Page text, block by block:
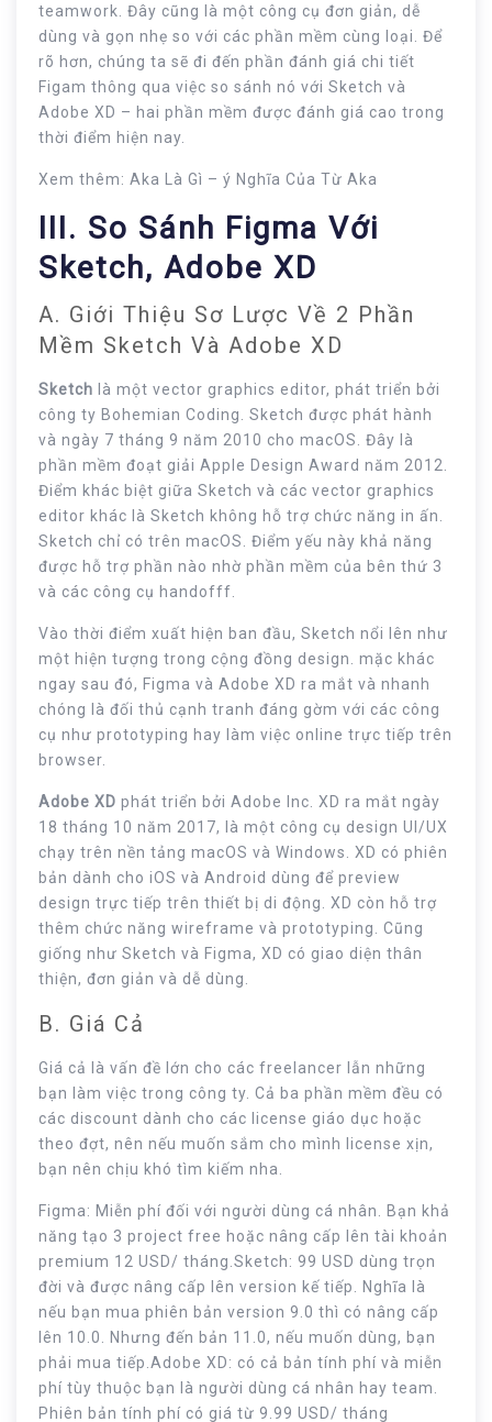
teamwork. Đây cũng là một công cụ đơn giản, dễ
dùng và gọn nhẹ so với các phần mềm cùng loại. Để
rõ hơn, chúng ta sẽ đi đến phần đánh giá chi tiết
Figam thông qua việc so sánh nó với Sketch và
Adobe XD – hai phần mềm được đánh giá cao trong
thời điểm hiện nay.
Xem thêm: Aka Là Gì – ý Nghĩa Của Từ Aka
III. So Sánh Figma Với
Sketch, Adobe XD
A. Giới Thiệu Sơ Lược Về 2 Phần
Mềm Sketch Và Adobe XD
Sketch là một vector graphics editor, phát triển bởi
công ty Bohemian Coding. Sketch được phát hành
và ngày 7 tháng 9 năm 2010 cho macOS. Đây là
phần mềm đoạt giải Apple Design Award năm 2012.
Điểm khác biệt giữa Sketch và các vector graphics
editor khác là Sketch không hỗ trợ chức năng in ấn.
Sketch chỉ có trên macOS. Điểm yếu này khả năng
được hỗ trợ phần nào nhờ phần mềm của bên thứ 3
và các công cụ handofff.
Vào thời điểm xuất hiện ban đầu, Sketch nổi lên như
một hiện tượng trong cộng đồng design. mặc khác
ngay sau đó, Figma và Adobe XD ra mắt và nhanh
chóng là đối thủ cạnh tranh đáng gờm với các công
cụ như prototyping hay làm việc online trực tiếp trên
browser.
Adobe XD phát triển bởi Adobe Inc. XD ra mắt ngày
18 tháng 10 năm 2017, là một công cụ design UI/UX
chạy trên nền tảng macOS và Windows. XD có phiên
bản dành cho iOS và Android dùng để preview
design trực tiếp trên thiết bị di động. XD còn hỗ trợ
thêm chức năng wireframe và prototyping. Cũng
giống như Sketch và Figma, XD có giao diện thân
thiện, đơn giản và dễ dùng.
B. Giá Cả
Giá cả là vấn đề lớn cho các freelancer lẫn những
bạn làm việc trong công ty. Cả ba phần mềm đều có
các discount dành cho các license giáo dục hoặc
theo đợt, nên nếu muốn sắm cho mình license xịn,
bạn nên chịu khó tìm kiếm nha.
Figma: Miễn phí đối với người dùng cá nhân. Bạn khả
năng tạo 3 project free hoặc nâng cấp lên tài khoản
premium 12 USD/ tháng.Sketch: 99 USD dùng trọn
đời và được nâng cấp lên version kế tiếp. Nghĩa là
nếu bạn mua phiên bản version 9.0 thì có nâng cấp
lên 10.0. Nhưng đến bản 11.0, nếu muốn dùng, bạn
phải mua tiếp.Adobe XD: có cả bản tính phí và miễn
phí tùy thuộc bạn là người dùng cá nhân hay team.
Phiên bản tính phí có giá từ 9.99 USD/ tháng